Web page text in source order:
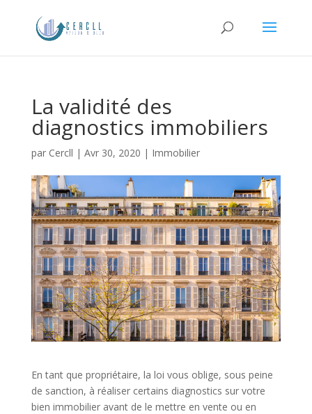
La validité des
diagnostics immobiliers
par Cercll | Avr 30, 2020 | Immobilier
En tant que propriétaire, la loi vous oblige, sous peine
de sanction, à réaliser certains diagnostics sur votre
bien immobilier avant de le mettre en vente ou en